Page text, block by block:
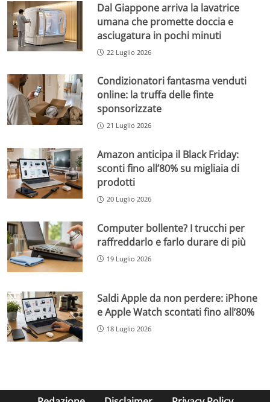
Dal Giappone arriva la lavatrice
umana che promette doccia e
asciugatura in pochi minuti
22 Luglio 2026
Condizionatori fantasma venduti
online: la truffa delle finte
sponsorizzate
21 Luglio 2026
Amazon anticipa il Black Friday:
sconti fino all’80% su migliaia di
prodotti
20 Luglio 2026
Computer bollente? I trucchi per
raffreddarlo e farlo durare di più
19 Luglio 2026
Saldi Apple da non perdere: iPhone
e Apple Watch scontati fino all’80%
18 Luglio 2026